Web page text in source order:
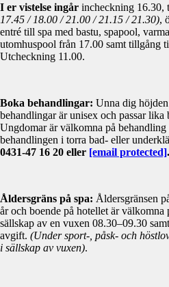
I er vistelse ingår incheckning 16.30,
17.45 / 18.00 / 21.00 / 21.15 / 21.30),
entré till spa med bastu, spapool,
utomhuspool från 17.00 samt tillgång
Utcheckning 11.00.
Boka behandlingar: Unna dig
behandlingar är unisex och passar
Ungdomar är välkomna på
behandlingen i torra bad- eller
0431-47 16 20 eller [email protected].
Åldersgräns på spa: Åldersgränsen
år och boende på hotellet är välkomna
sällskap av en vuxen 08.30–09.30
avgift. (Under sport-, påsk- och
i sällskap av vuxen).